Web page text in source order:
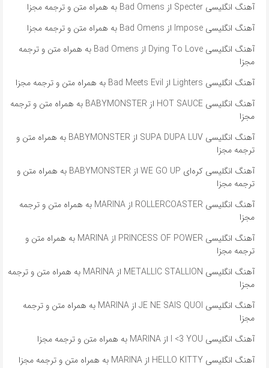
آهنگ انگلیسی Specter از Bad Omens به همراه متن و ترجمه مجزا
آهنگ انگلیسی Impose از Bad Omens به همراه متن و ترجمه مجزا
آهنگ انگلیسی Dying To Love از Bad Omens به همراه متن و ترجمه
مجزا
آهنگ انگلیسی Lighters از Bad Meets Evil به همراه متن و ترجمه مجزا
آهنگ انگلیسی HOT SAUCE از BABYMONSTER به همراه متن و ترجمه
مجزا
آهنگ انگلیسی SUPA DUPA LUV از BABYMONSTER به همراه متن و
ترجمه مجزا
آهنگ انگلیسی کره‌ای WE GO UP از BABYMONSTER به همراه متن و
ترجمه مجزا
آهنگ انگلیسی ROLLERCOASTER از MARINA به همراه متن و ترجمه
مجزا
آهنگ انگلیسی PRINCESS OF POWER از MARINA به همراه متن و
ترجمه مجزا
آهنگ انگلیسی METALLIC STALLION از MARINA به همراه متن و ترجمه
مجزا
آهنگ انگلیسی JE NE SAIS QUOI از MARINA به همراه متن و ترجمه
مجزا
آهنگ انگلیسی I <3 YOU از MARINA به همراه متن و ترجمه مجزا
آهنگ انگلیسی HELLO KITTY از MARINA به همراه متن و ترجمه مجزا